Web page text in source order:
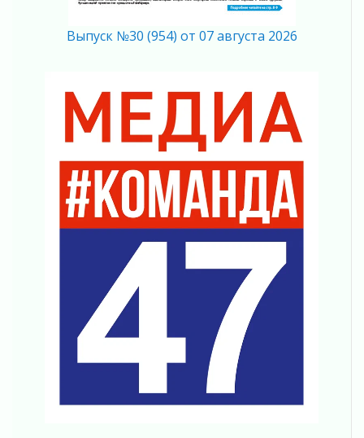
Память, сталь и музыка
Регион готовится к выборам
Никакого принуждения, только письменное
согласие
04 августа 2026
Без риска для здоровья и кошелька
04 августа 2026
Важная информация
04 августа 2026
Что делать со сбережениями
Награды нашли строителей
Ленобласть повышает производительность
труда в ЖКХ
03 августа 2026
Поддержка волонтерских объединений
Ладожский мост полностью закроют на два
часа
Выпуск №30 (954) от 07 августа 2026